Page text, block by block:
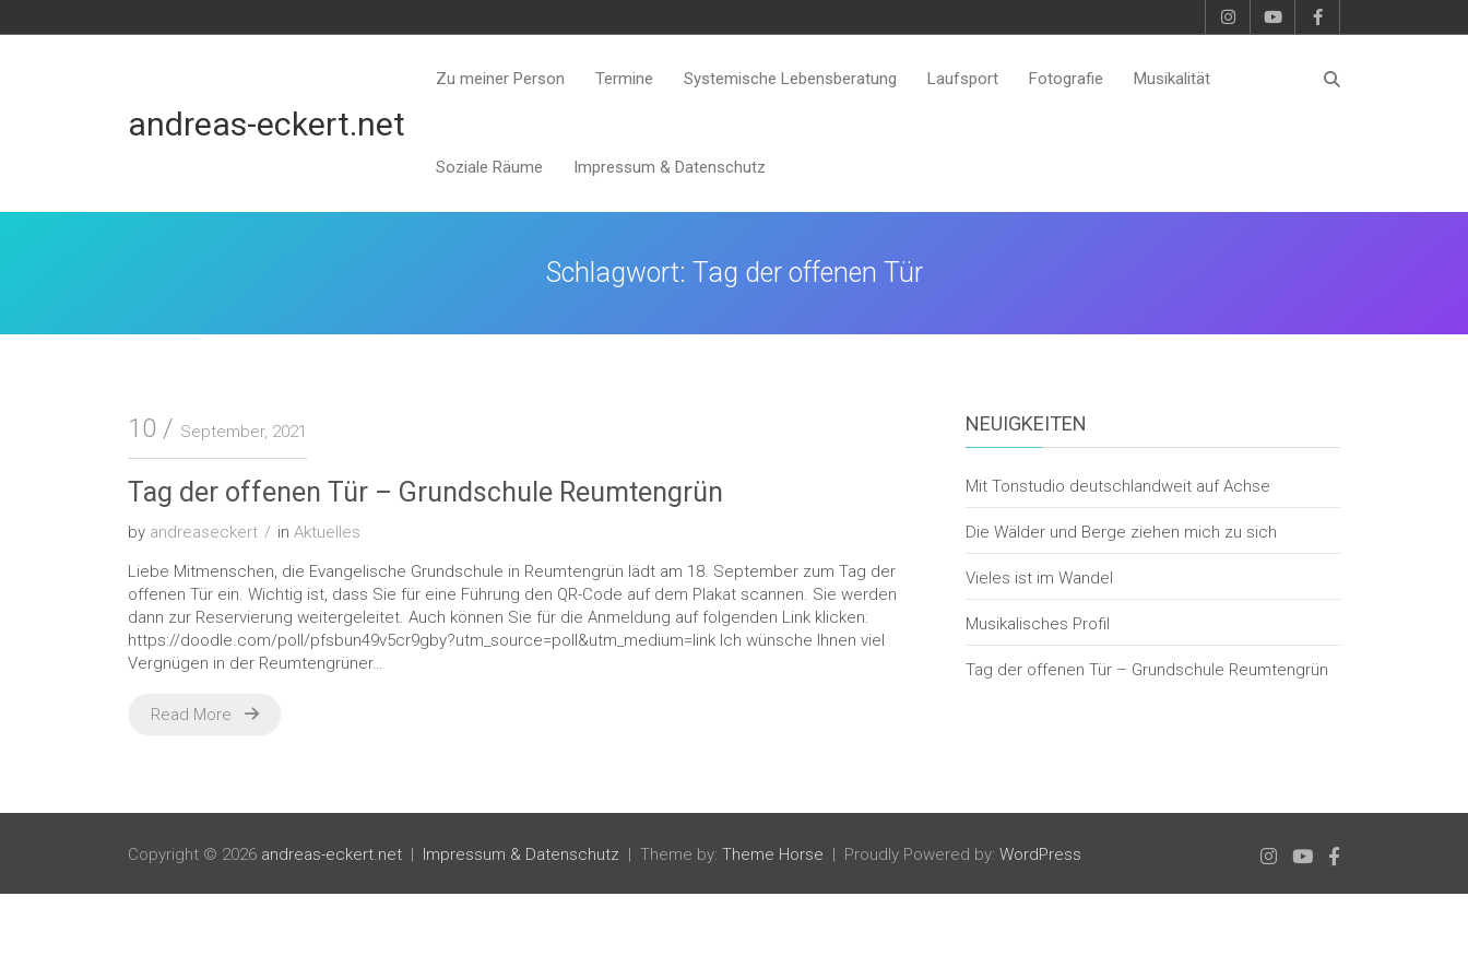
to
andreas-eckert.net
Zu meiner Person Termine Systemische Lebensberatung Laufsport Fotografie Musikalität
Soziale Räume Impressum & Datenschutz
Schlagwort: Tag der offenen Tür
10 September, 2021
Tag der offenen Tür – Grundschule Reumtengrün
by andreaseckert in Aktuelles
Liebe Mitmenschen, die Evangelische Grundschule in Reumtengrün lädt am 18. September zum Tag der
offenen Tür ein. Wichtig ist, dass Sie für eine Führung den QR-Code auf dem Plakat scannen. Sie werden
dann zur Reservierung weitergeleitet. Auch können Sie für die Anmeldung auf folgenden Link klicken:
https://doodle.com/poll/pfsbun49v5cr9gby?utm_source=poll&utm_medium=link Ich wünsche Ihnen viel
Vergnügen in der Reumtengrüner…
Read More
NEUIGKEITEN
Mit Tonstudio deutschlandweit auf Achse
Die Wälder und Berge ziehen mich zu sich
Vieles ist im Wandel
Musikalisches Profil
Tag der offenen Tür – Grundschule Reumtengrün
Copyright © 2026 andreas-eckert.net Impressum & Datenschutz Theme by: Theme Horse Proudly Powered by: WordPress